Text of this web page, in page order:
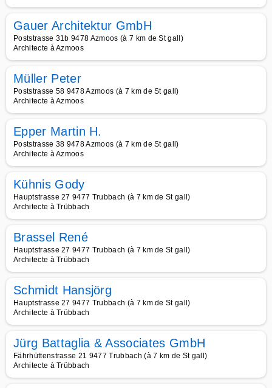
Gauer Architektur GmbH
Poststrasse 31b 9478 Azmoos (à 7 km de St gall)
Architecte à Azmoos
Müller Peter
Poststrasse 58 9478 Azmoos (à 7 km de St gall)
Architecte à Azmoos
Epper Martin H.
Poststrasse 38 9478 Azmoos (à 7 km de St gall)
Architecte à Azmoos
Kühnis Gody
Hauptstrasse 27 9477 Trubbach (à 7 km de St gall)
Architecte à Trübbach
Brassel René
Hauptstrasse 27 9477 Trubbach (à 7 km de St gall)
Architecte à Trübbach
Schmidt Hansjörg
Hauptstrasse 27 9477 Trubbach (à 7 km de St gall)
Architecte à Trübbach
Jürg Battaglia & Associates GmbH
Fährhüttenstrasse 21 9477 Trubbach (à 7 km de St gall)
Architecte à Trübbach